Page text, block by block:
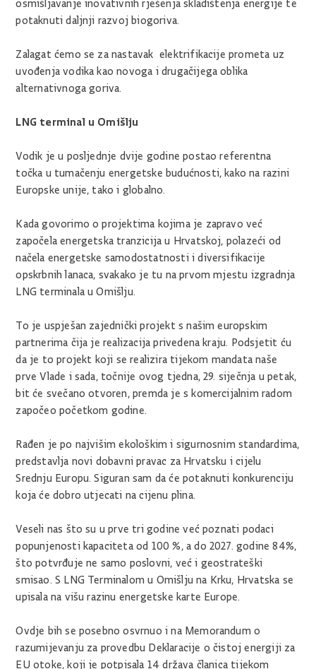
osmišljavanje inovativnih rješenja skladištenja energije te
potaknuti daljnji razvoj biogoriva.
Zalagat ćemo se za nastavak elektrifikacije prometa uz
uvođenja vodika kao novoga i drugačijega oblika
alternativnoga goriva.
LNG terminal u Omišlju
Vodik je u posljednje dvije godine postao referentna
točka u tumačenju energetske budućnosti, kako na razini
Europske unije, tako i globalno.
Kada govorimo o projektima kojima je zapravo već
započela energetska tranzicija u Hrvatskoj, polazeći od
načela energetske samodostatnosti i diversifikacije
opskrbnih lanaca, svakako je tu na prvom mjestu izgradnja
LNG terminala u Omišlju.
To je uspješan zajednički projekt s našim europskim
partnerima čija je realizacija privedena kraju. Podsjetit ću
da je to projekt koji se realizira tijekom mandata naše
prve Vlade i sada, točnije ovog tjedna, 29. siječnja u petak,
bit će svečano otvoren, premda je s komercijalnim radom
započeo početkom godine.
Rađen je po najvišim ekološkim i sigurnosnim standardima,
predstavlja novi dobavni pravac za Hrvatsku i cijelu
Srednju Europu. Siguran sam da će potaknuti konkurenciju
koja će dobro utjecati na cijenu plina.
Veseli nas što su u prve tri godine već poznati podaci
popunjenosti kapaciteta od 100 %, a do 2027. godine 84%,
što potvrđuje ne samo poslovni, već i geostrateški
smisao. S LNG Terminalom u Omišlju na Krku, Hrvatska se
upisala na višu razinu energetske karte Europe.
Ovdje bih se posebno osvrnuo i na Memorandum o
razumijevanju za provedbu Deklaracije o čistoj energiji za
EU otoke, koji je potpisala 14 država članica tijekom